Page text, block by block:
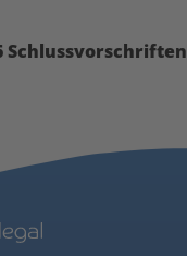
Schlussvorschriften